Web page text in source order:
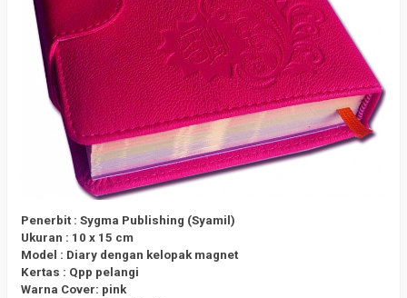
Penerbit : Sygma Publishing (Syamil)
Ukuran : 10 x 15 cm
Model : Diary dengan kelopak magnet
Kertas : Qpp pelangi
Warna Cover: pink